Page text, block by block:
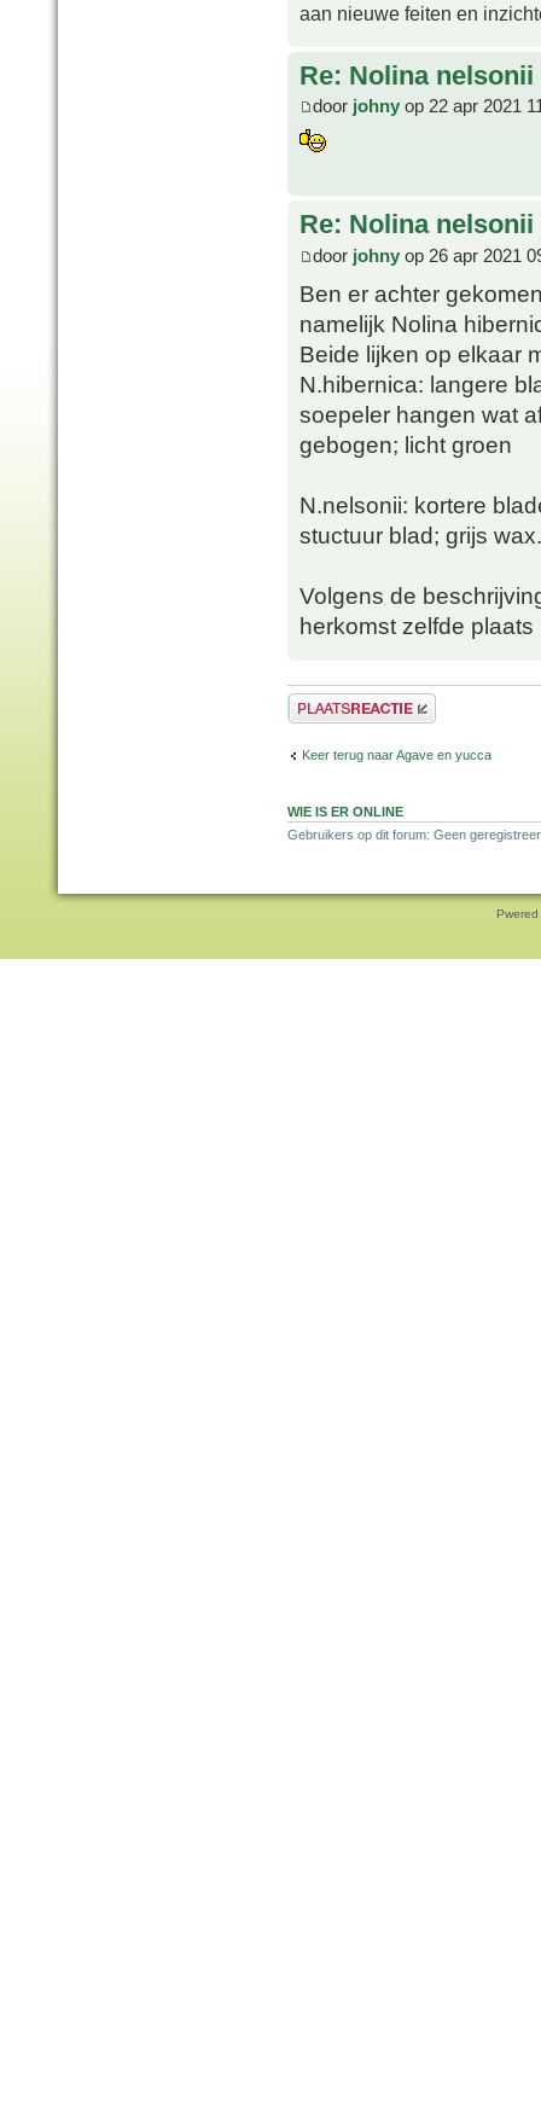
aan nieuwe feiten en
Re: Nolina nelsonii
door johny op 22 apr 2021
Re: Nolina nelsonii
door johny op 26 apr 2021
Ben er achter
namelijk Nolina
Beide lijken op elkaar
N.hibernica: langere
soepeler hangen wat
gebogen; licht groen
N.nelsonii: kortere
stuctuur blad; grijs wax.
Volgens de
herkomst zelfde plaats
Plaats een reactie
Keer terug naar Agave en yucca
WIE IS ER ONLINE
Gebruikers op dit forum: Geen